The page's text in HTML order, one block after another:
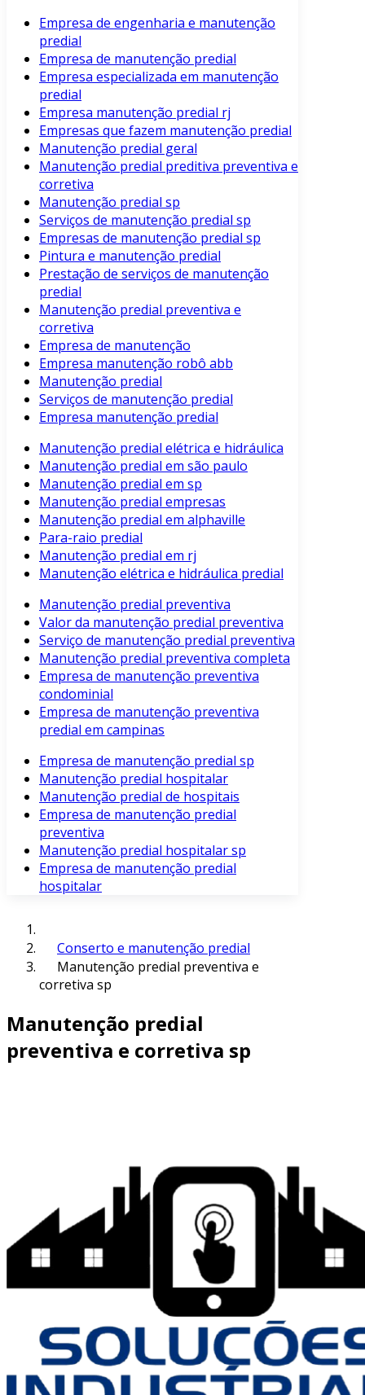
Empresa de engenharia e manutenção
predial
Empresa de manutenção predial
Empresa especializada em manutenção
predial
Empresa manutenção predial rj
Empresas que fazem manutenção predial
Manutenção predial geral
Manutenção predial preditiva preventiva e
corretiva
Manutenção predial sp
Serviços de manutenção predial sp
Empresas de manutenção predial sp
Pintura e manutenção predial
Prestação de serviços de manutenção
predial
Manutenção predial preventiva e
corretiva
Empresa de manutenção
Empresa manutenção robô abb
Manutenção predial
Serviços de manutenção predial
Empresa manutenção predial
Manutenção predial elétrica e hidráulica
Manutenção predial em são paulo
Manutenção predial em sp
Manutenção predial empresas
Manutenção predial em alphaville
Para-raio predial
Manutenção predial em rj
Manutenção elétrica e hidráulica predial
Manutenção predial preventiva
Valor da manutenção predial preventiva
Serviço de manutenção predial preventiva
Manutenção predial preventiva completa
Empresa de manutenção preventiva
condominial
Empresa de manutenção preventiva
predial em campinas
Empresa de manutenção predial sp
Manutenção predial hospitalar
Manutenção predial de hospitais
Empresa de manutenção predial
preventiva
Manutenção predial hospitalar sp
Empresa de manutenção predial
hospitalar
Conserto e manutenção predial
Manutenção predial preventiva e
corretiva sp
Manutenção predial
preventiva e corretiva sp